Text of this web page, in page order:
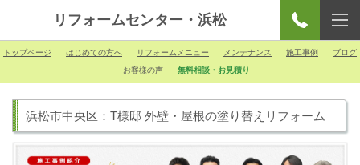
リフォームセンター・浜松
トップページ はじめての方へ リフォームメニュー メンテナンス 施工事例
ブログ
お客様の声
無料相談・お見積り
浜松市中央区：T様邸 外壁・屋根の塗り替えリフォーム